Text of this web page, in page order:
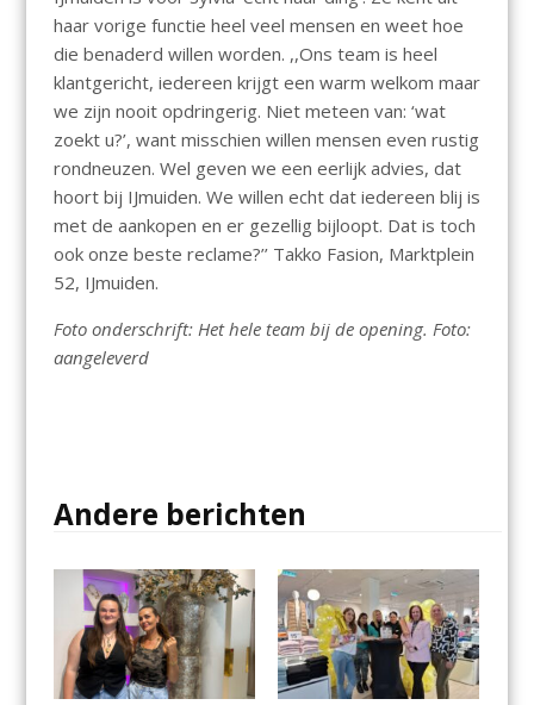
haar vorige functie heel veel mensen en weet hoe
die benaderd willen worden. ,,Ons team is heel
klantgericht, iedereen krijgt een warm welkom maar
we zijn nooit opdringerig. Niet meteen van: ‘wat
zoekt u?’, want misschien willen mensen even rustig
rondneuzen. Wel geven we een eerlijk advies, dat
hoort bij IJmuiden. We willen echt dat iedereen blij is
met de aankopen en er gezellig bijloopt. Dat is toch
ook onze beste reclame?’’ Takko Fasion, Marktplein
52, IJmuiden.
Foto onderschrift: Het hele team bij de opening. Foto:
aangeleverd
Andere berichten